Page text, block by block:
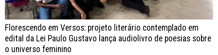
Florescendo em Versos: projeto literário contemplado em
edital da Lei Paulo Gustavo lança audiolivro de poesias sobre
o universo feminino